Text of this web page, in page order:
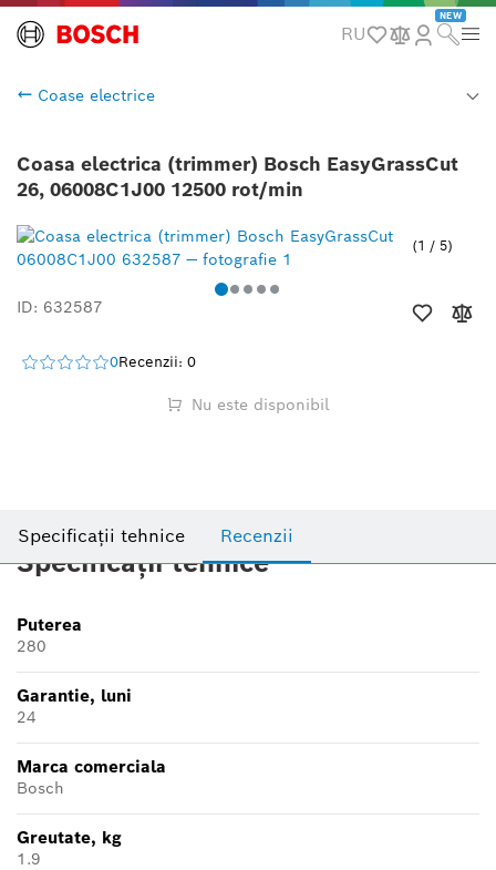
RU
NEW
Coase electrice
Coasa electrica (trimmer) Bosch EasyGrassCut
26, 06008C1J00 12500 rot/min
1 / 5
ID: 632587
0Recenzii: 0
Nu este disponibil
Specificații tehnice Recenzii
Specificații tehnice
Puterea
280
Garantie, luni
24
Marca comerciala
Bosch
Greutate, kg
1.9